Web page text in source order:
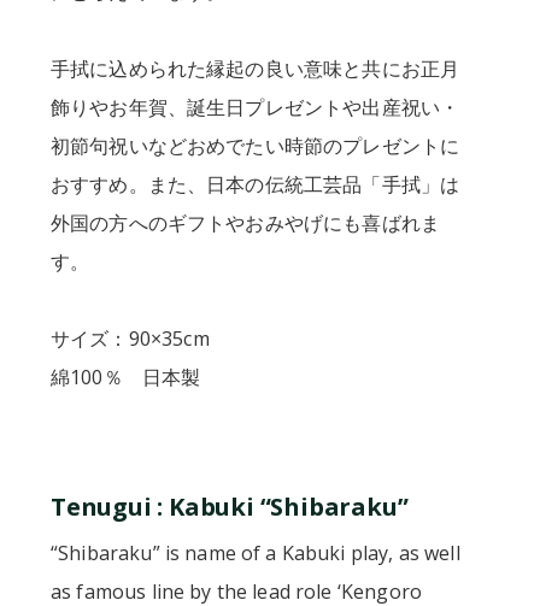
手拭に込められた縁起の良い意味と共にお正月
飾りやお年賀、誕生日プレゼントや出産祝い・
初節句祝いなどおめでたい時節のプレゼントに
おすすめ。また、日本の伝統工芸品「手拭」は
外国の方へのギフトやおみやげにも喜ばれま
す。
サイズ：90×35cm
綿100％ 日本製
Tenugui : Kabuki “Shibaraku”
“Shibaraku” is name of a Kabuki play, as well
as famous line by the lead role ‘Kengoro